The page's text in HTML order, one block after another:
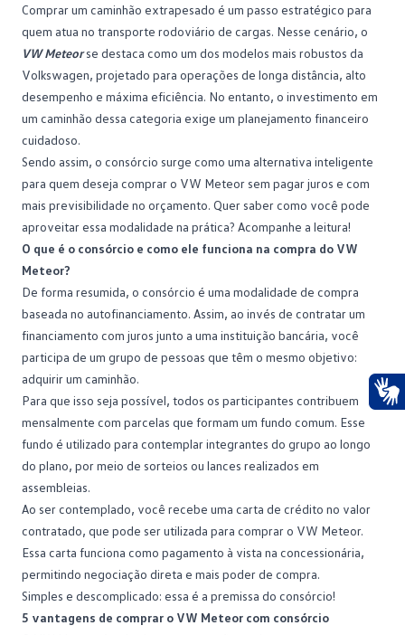
Comprar um caminhão extrapesado é um passo estratégico para
quem atua no transporte rodoviário de cargas. Nesse cenário, o
VW Meteorse destaca como um dos modelos mais robustos da
Volkswagen, projetado para operações de longa distância, alto
desempenho e máxima eficiência. No entanto, o investimento em
um caminhão dessa categoria exige um planejamento financeiro
cuidadoso.
Sendo assim, o consórcio surge como uma alternativa inteligente
para quem deseja comprar o VW Meteor sem pagar juros e com
mais previsibilidade no orçamento. Quer saber como você pode
aproveitar essa modalidade na prática? Acompanhe a leitura!
O que é o consórcio e como ele funciona na compra do VW
Meteor?
De forma resumida, o consórcio é uma modalidade de compra
baseada no autofinanciamento. Assim, ao invés de contratar um
financiamento com juros junto a uma instituição bancária, você
participa de um grupo de pessoas que têm o mesmo objetivo:
adquirir um caminhão.
Para que isso seja possível, todos os participantes contribuem
mensalmente com parcelas que formam um fundo comum. Esse
fundo é utilizado para contemplar integrantes do grupo ao longo
do plano, por meio de sorteios ou lances realizados em
assembleias.
Ao ser contemplado, você recebe uma carta de crédito no valor
contratado, que pode ser utilizada para comprar o VW Meteor.
Essa carta funciona como pagamento à vista na concessionária,
permitindo negociação direta e mais poder de compra.
Simples e descomplicado: essa é a premissa do consórcio!
5 vantagens de comprar o VW Meteor com consórcio